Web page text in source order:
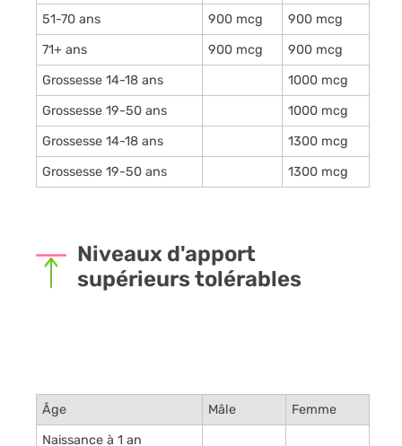
51-70 ans
900 mcg
900 mcg
71+ ans
900 mcg
900 mcg
Grossesse 14-18 ans
1000 mcg
Grossesse 19-50 ans
1000 mcg
Grossesse 14-18 ans
1300 mcg
Grossesse 19-50 ans
1300 mcg
Niveaux d'apport
supérieurs tolérables
Âge Mâle
Femme
Naissance à 1 an